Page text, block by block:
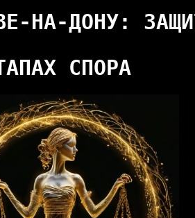
НА-ДОНУ:
СПОРА